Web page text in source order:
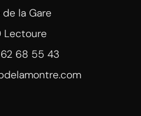
la Gare
Lectoure
68 55 43